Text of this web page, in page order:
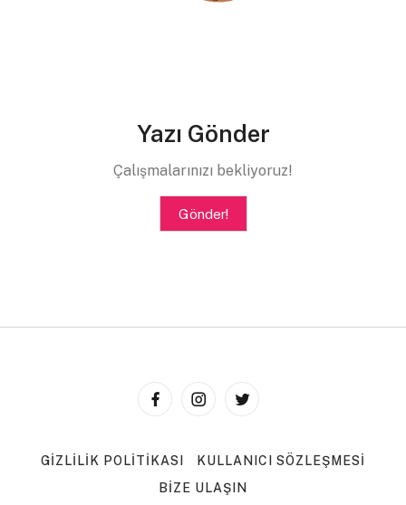
Yazı Gönder
Çalışmalarınızı bekliyoruz!
Gönder!
GIZLILIK POLITIKASI
KULLANICI SÖZLEŞMESI
BIZE ULAŞIN